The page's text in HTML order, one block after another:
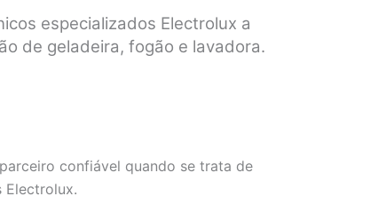
especializados Electrolux a
de geladeira, fogão e lavadora.
confiável quando se trata de
Electrolux.